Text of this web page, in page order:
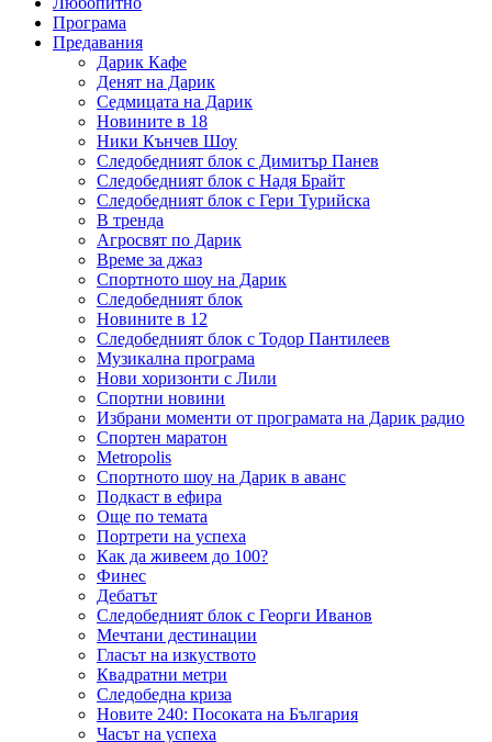
Програма
Предавания
Дарик Кафе
Денят на Дарик
Седмицата на Дарик
Новините в 18
Ники Кънчев Шоу
Следобедният блок с Димитър Панев
Следобедният блок с Надя Брайт
Следобедният блок с Гери Турийска
В тренда
Агросвят по Дарик
Време за джаз
Спортното шоу на Дарик
Следобедният блок
Новините в 12
Следобедният блок с Тодор Пантилеев
Музикална програма
Нови хоризонти с Лили
Спортни новини
Избрани моменти от програмата на Дарик радио
Спортен маратон
Metropolis
Спортното шоу на Дарик в аванс
Подкаст в ефира
Още по темата
Портрети на успеха
Как да живеем до 100?
Финес
Дебатът
Следобедният блок с Георги Иванов
Мечтани дестинации
Гласът на изкуството
Квадратни метри
Следобедна криза
Новите 240: Посоката на България
Часът на успеха